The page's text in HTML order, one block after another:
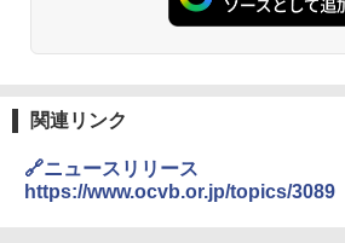
人用 折りたたみ 防
易 トイレテント (オ
ENDLESS BASE 《
テント ワンタッチ
秒）射程5～10m 安
付き ヒグマ・イノシ
関連リンク
🔗ニュースリリース
https://www.ocvb.or.jp/topics/3089